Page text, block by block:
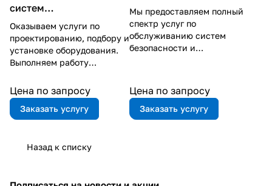
систем
Видеонаблюдения под
ключ
Оказываем услуги по
проектированию, подбору и
установке оборудования.
Выполняем работу
заказчика время. Делаем
все аккуратно и по
согласованию с
заказчиком.
Цена по запросу
Заказать услугу
Мы предоставляем полный
спектр услуг по
обслуживанию систем
безопасности и
регулярным техническим
обслуживанием и ремонтом
Цена по запросу
Заказать услугу
Назад к списку